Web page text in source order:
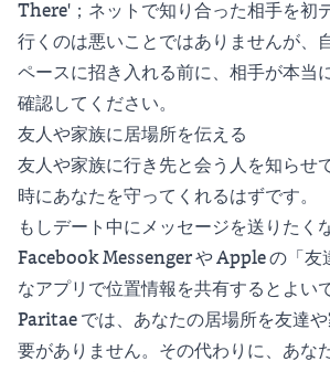
There'；ネットで知り合った相手を初
行くのは悪いことではありませんが、
ペースに招き入れる前に、相手が本当
確認してください。
友人や家族に居場所を伝える
友人や家族に行き先と会う人を知らせ
時にあなたを守ってくれるはずです。
もしデート中にメッセージを送りたく
Facebook Messenger や Apple の「友
なアプリで位置情報を共有するとよい
Paritae では、あなたの居場所を友達
要がありません。その代わりに、あな